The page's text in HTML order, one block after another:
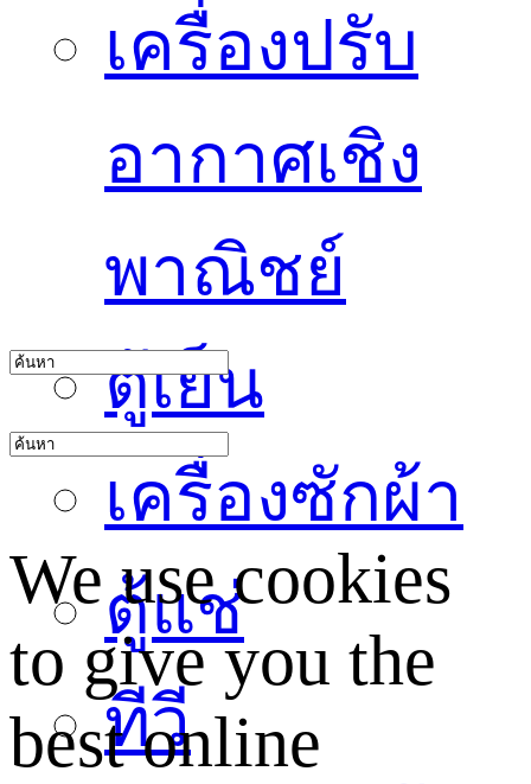
เครื่องปรับ
อากาศเชิง
พาณิชย์
ตู้เย็น
เครื่องซักผ้า
ตู้แช่
ทีวี
We use cookies
to give you the
best online